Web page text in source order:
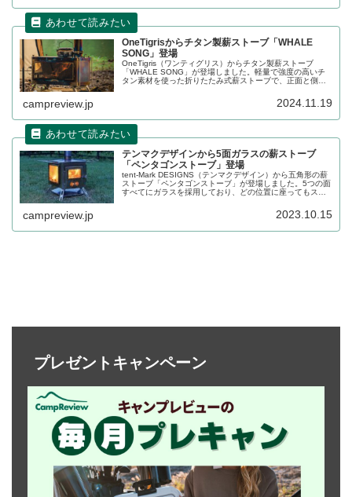
OneTigrisからチタン製薪ストーブ「WHALE
SONG」登場
OneTigris（ワンティグリス）からチタン製薪ストーブ
「WHALE SONG」が登場しました。軽量で強度の高いチ
タン素材を使った折りたたみ式薪ストーブで、正面と側面
様子を眺めながら暖を取ることができます。詳細をレビュ
campreview.jp 2024.11.19
テンマクデザインから5面ガラスの薪ストーブ
「ペンタゴンストーブ」登場
tent-Mark DESIGNS（テンマクデザイン）から五角形の薪
ストーブ「ペンタゴンストーブ」が登場しました。5つの面
すべてにガラスを採用しており、どの位置に座ってもスト
campreview.jp 2023.10.15
プレゼントキャンペーン